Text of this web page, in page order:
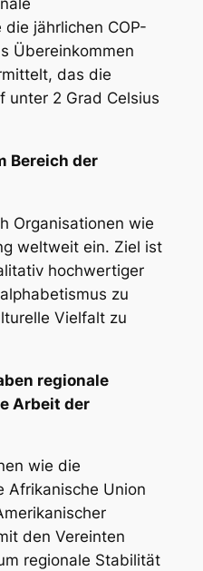
jährlichen COP-
Übereinkommen
das die
unter 2 Grad Celsius
Bereich der
Organisationen wie
weltweit ein. Ziel ist
hochwertiger
zu
Vielfalt zu
regionale
Arbeit der
wie die
Afrikanische Union
den Vereinten
regionale Stabilität